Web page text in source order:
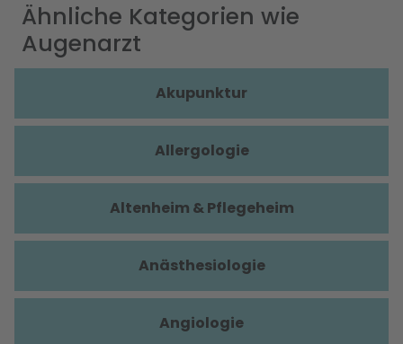
Ähnliche Kategorien wie
Augenarzt
Akupunktur
Allergologie
Altenheim & Pflegeheim
Anästhesiologie
Angiologie